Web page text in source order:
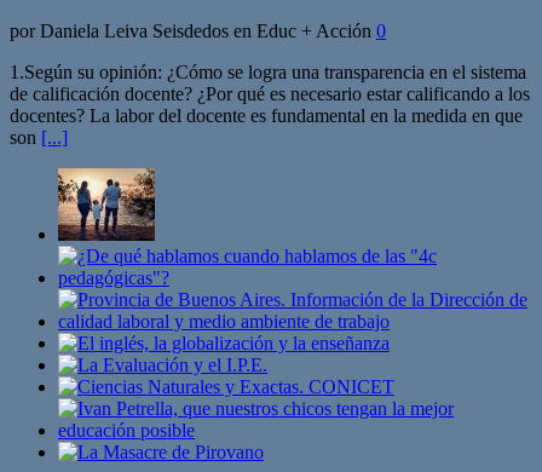
por Daniela Leiva Seisdedos en Educ + Acción 0
1.Según su opinión: ¿Cómo se logra una transparencia en el sistema
de calificación docente? ¿Por qué es necesario estar calificando a los
docentes? La labor del docente es fundamental en la medida en que
son [...]